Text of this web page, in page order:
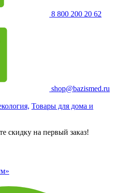
8 800 200 20 62
shop@bazismed.ru
Товары для дома и
скидку на первый заказ!